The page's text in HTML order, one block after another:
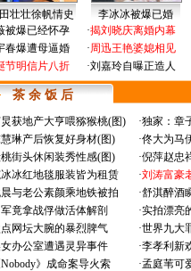
壮壮徐帆情史 李冰冰被爆已婚
被爆已经怀孕
春爆遭母逼婚
节明信片八折
·揭刘晓庆离婚内幕
·周迅王艳婆媳相见
·刘嘉玲自曝正造人
茶 余 饭 后
获地产大亨喂猕猴桃(图) ·独家：章
琳产后恢复好身材(图) ·佟大为马
街头休闲装秀性感(图) ·倪萍赵忠
冰红地毯服装皆为租赁 ·刘涛富豪
与老公素颜乘地铁被拍 ·舒淇醉酒
军竟拿战俘做活体解剖 ·实拍漂亮
网坛大腕的暴烈脾气 ·世界九大
办公室遭遇灵异事件 ·李孝利新
Nobody》成命案导火索 ·孟庭苇可